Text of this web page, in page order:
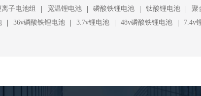
离子电池组 | 宽温锂电池 | 磷酸铁锂电池 | 钛酸锂电池 | 聚
| 36v磷酸铁锂电池 | 3.7v锂电池 | 48v磷酸铁锂电池 | 7.4v